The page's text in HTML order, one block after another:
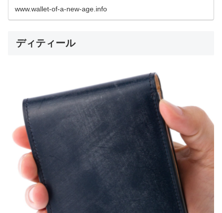
す。
www.wallet-of-a-new-age.info
ディティール